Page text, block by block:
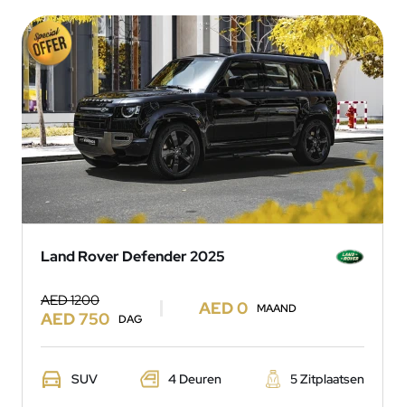
Land Rover Defender 2025
AED 1200
AED 750 DAG
AED 0 MAAND
SUV 4 Deuren 5 Zitplaatsen